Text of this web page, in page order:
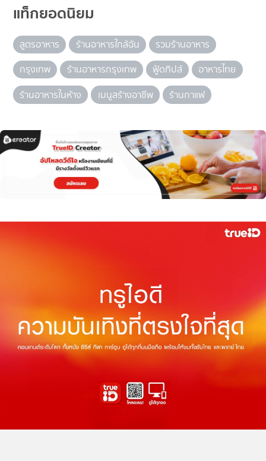
แท็กยอดนิยม
สูตรอาหาร ร้านอาหารใกล้ฉัน
รวมร้านอาหาร
กรุงเทพ
ร้านอาหารกรุงเทพ ฟู้ดทิปส์
อาหารไทย
ร้านอาหารในห้าง
เมนูสร้างอาชีพ ร้านกาแฟ